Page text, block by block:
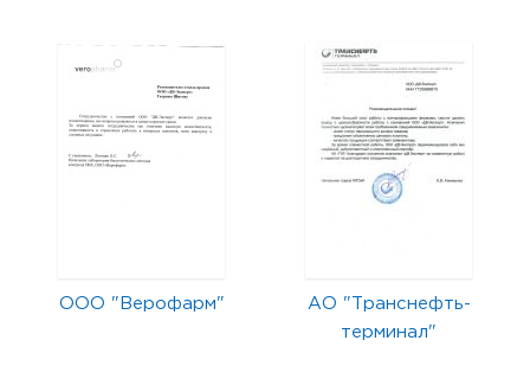
ООО "Верофарм"
АО "Транснефть-
терминал"